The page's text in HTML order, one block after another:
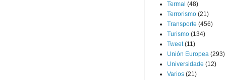
Termal (48)
Terrorismo (21)
Transporte (456)
Turismo (134)
Tweet (11)
Unión Europea (293)
Universidade (12)
Varios (21)